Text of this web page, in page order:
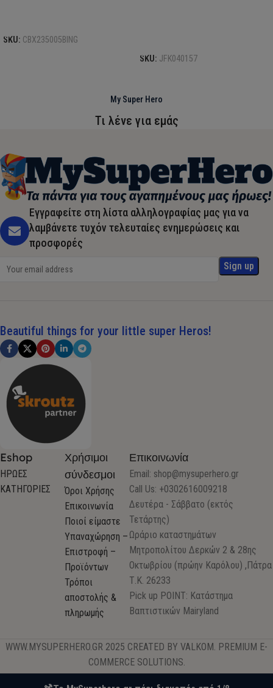
SKU: CBX235005BING
SKU: JFK040157
My Super Hero
Τι λένε για εμάς
Εγγραφείτε στη λίστα αλληλογραφίας μας για να
λαμβάνετε τυχόν τελευταίες ενημερώσεις και
προσφορές
Beautiful things for your little super Heros!
Eshop
ΗΡΩΕΣ
ΚΑΤΗΓΟΡΙΕΣ
Χρήσιμοι
σύνδεσμοι
Όροι Χρήσης
Επικοινωνία
Ποιοί είμαστε
Υπαναχώρηση –
Επιστροφή –
Προϊόντων
Τρόποι
αποστολής &
πληρωμής
Επικοινωνία
Email: shop@mysuperhero.gr
Call Us: +0302616009218
Δευτέρα - Σάββατο (εκτός
Τετάρτης)
Ωράριο καταστημάτων
Μητροπολίτου Δερκών 2 & 28ης
Οκτωβρίου (πρώην Καρόλου) ,Πάτρα
Τ.Κ. 26233
Pick up POINT: Κατάστημα
Βαπτιστικών Mairyland
WWW.MYSUPERHERO.GR 2025 CREATED BY VALKOM. PREMIUM E-
COMMERCE SOLUTIONS.